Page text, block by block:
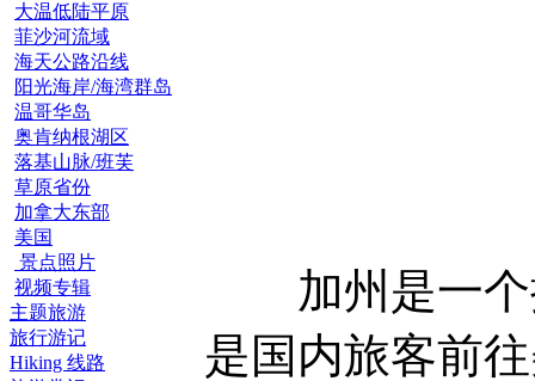
大温低陆平原
菲沙河流域
海天公路沿线
阳光海岸/海湾群岛
温哥华岛
奥肯纳根湖区
落基山脉/班芙
草原省份
加拿大东部
美国
景点照片
视频专辑
主题旅游
旅行游记
Hiking 线路
加州是一个
是国内旅客前